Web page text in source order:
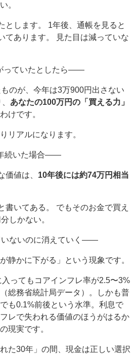
。
とします。 1年後、通帳を見ると
あります。 見た目は減っていな
っていたとしたら——
のが、今年は3万900円出さない
あなたの100万円の「買える力」
わけです。
リアルになります。
続いた場合——
価値は、 10年後には約74万円相当
書いてある。 でもそのお金で買え
しかない。
いないのに消えていく——
静かに下がる」という現象です。
ってもコアインフレ率が2.5〜3%
総務省統計局データ）。しかも普
も0.1%前後という水準。利息で
レで失われる価値のほうがはるか
現実です。
た30年」の間、現金は正しい選択